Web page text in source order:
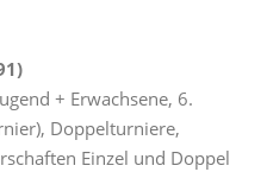
+ Erwachsene, 6.
Doppelturniere,
Einzel und Doppel